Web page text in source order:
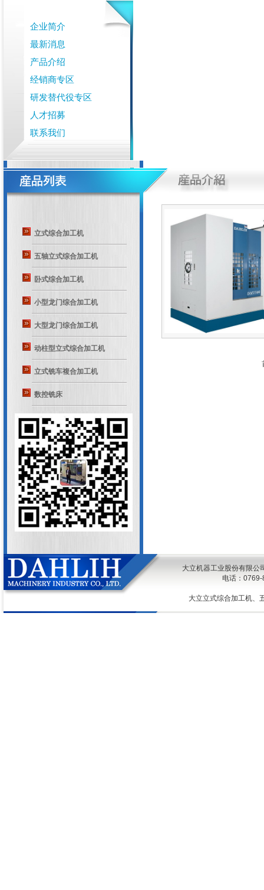
企业简介
最新消息
产品介绍
经销商专区
研发替代役专区
人才招募
联系我们
立式综合加工机
五轴立式综合加工机
卧式综合加工机
小型龙门综合加工机
大型龙门综合加工机
动柱型立式综合加工机
立式铣车複合加工机
数控铣床
大立机器工业股份有限公
电话：0769-
大立立式综合加工机、